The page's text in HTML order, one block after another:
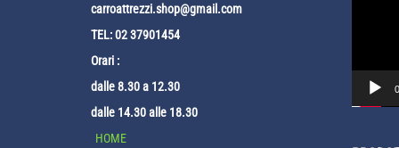
carroattrezzi.shop@gmail.com
TEL: 02 37901454
Orari :
dalle 8.30 a 12.30
dalle 14.30 alle 18.30
HOME